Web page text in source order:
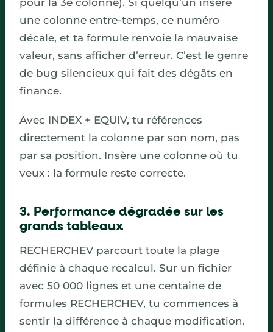
pour la 3e colonne). Si quelqu’un insère
une colonne entre-temps, ce numéro
décale, et ta formule renvoie la mauvaise
valeur, sans afficher d’erreur. C’est le genre
de bug silencieux qui fait des dégâts en
finance.
Avec INDEX + EQUIV, tu références
directement la colonne par son nom, pas
par sa position. Insère une colonne où tu
veux : la formule reste correcte.
3. Performance dégradée sur les
grands tableaux
RECHERCHEV parcourt toute la plage
définie à chaque recalcul. Sur un fichier
avec 50 000 lignes et une centaine de
formules RECHERCHEV, tu commences à
sentir la différence à chaque modification.